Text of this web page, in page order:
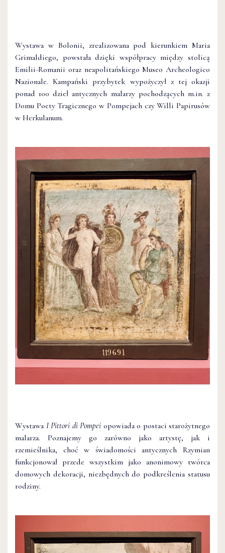
Wystawa w Bolonii, zrealizowana pod kierunkiem Maria
Grimaldiego, powstała dzięki współpracy między stolicą
Emilii-Romanii oraz neapolitańskiego Museo Archeologico
Nazionale. Kampański przybytek wypożyczył z tej okazji
ponad 100 dzieł antycznych malarzy pochodzących m.in. z
Domu Poety Tragicznego w Pompejach czy Willi Papirusów
w Herkulanum.
Wystawa I Pittori di Pompei opowiada o postaci starożytnego
malarza. Poznajemy go zarówno jako artystę, jak i
rzemieślnika, choć w świadomości antycznych Rzymian
funkcjonował przede wszystkim jako anonimowy twórca
domowych dekoracji, niezbędnych do podkreślenia statusu
rodziny.